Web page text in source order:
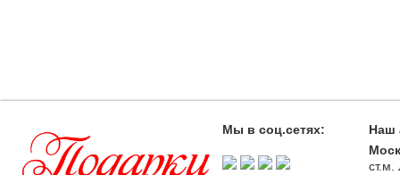
Мы в соц.сетях:
Наш
ст.м.